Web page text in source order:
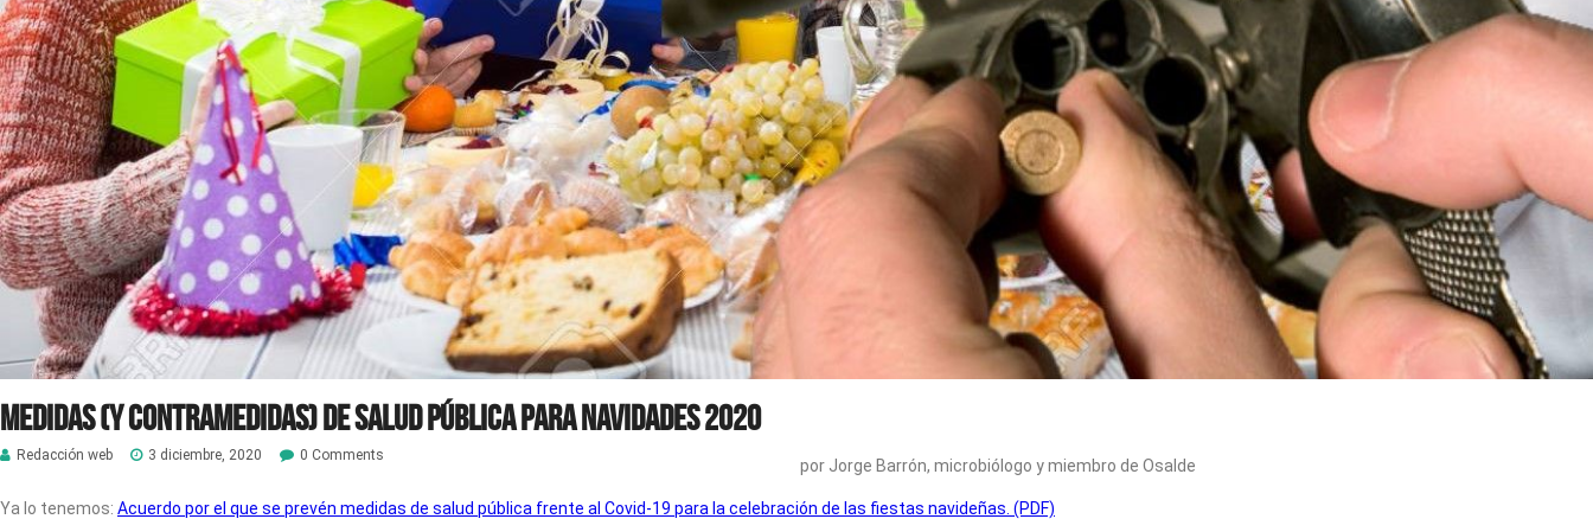
Medidas (y contramedidas) de Salud Pública para Navidades 2020
Redacción web 3 diciembre, 2020 0 Comments
por Jorge Barrón, microbiólogo y miembro de Osalde
Ya lo tenemos: Acuerdo por el que se prevén medidas de salud pública frente al Covid-19 para la celebración de las fiestas navideñas. (PDF)